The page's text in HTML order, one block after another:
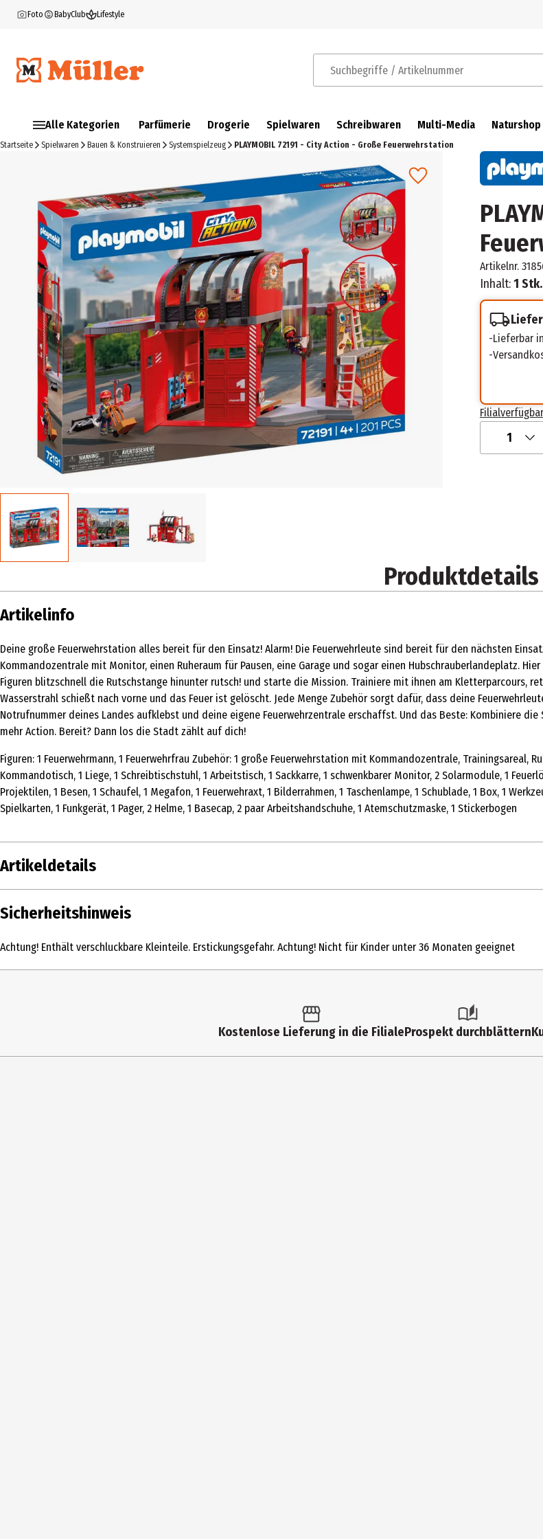
Foto BabyClub Lifestyle
Suchbegriffe / Artikelnummer
Alle Kategorien Parfümerie Drogerie Spielwaren Schreibwaren Multi-Media Naturshop
Startseite Spielwaren Bauen & Konstruieren Systemspielzeug PLAYMOBIL 72191 - City Action - Große Feuerwehrstation
Artikelnr.
Inhalt:1 Stk.
Lieferbar
1
Produktdetails
Artikelinfo
Deine große Feuerwehrstation alles bereit für den Einsatz! Alarm! Die Feuerwehrleute sind bereit für den nächsten
Kommandozentrale mit Monitor, einen Ruheraum für Pausen, eine Garage und sogar einen Hubschrauberlandeplatz.
Figuren blitzschnell die Rutschstange hinunter rutsch! und starte die Mission. Trainiere mit ihnen am Kletterparcours,
Wasserstrahl schießt nach vorne und das Feuer ist gelöscht. Jede Menge Zubehör sorgt dafür, dass deine
Notrufnummer deines Landes aufklebst und deine eigene Feuerwehrzentrale erschaffst. Und das Beste: Kombiniere
mehr Action. Bereit? Dann los die Stadt zählt auf dich!
Figuren: 1 Feuerwehrmann, 1 Feuerwehrfrau Zubehör: 1 große Feuerwehrstation mit Kommandozentrale, Trainingsareal,
Kommandotisch, 1 Liege, 1 Schreibtischstuhl, 1 Arbeitstisch, 1 Sackkarre, 1 schwenkbarer Monitor, 2 Solarmodule, 1
Projektilen, 1 Besen, 1 Schaufel, 1 Megafon, 1 Feuerwehraxt, 1 Bilderrahmen, 1 Taschenlampe, 1 Schublade, 1 Box, 1
Spielkarten, 1 Funkgerät, 1 Pager, 2 Helme, 1 Basecap, 2 paar Arbeitshandschuhe, 1 Atemschutzmaske, 1 Stickerbogen
Artikeldetails
Inhalt
Sicherheitshinweis
Achtung! Enthält verschluckbare Kleinteile. Erstickungsgefahr. Achtung! Nicht für Kinder unter 36 Monaten geeignet
Kostenlose Lieferung in die FilialeProspekt durchblättern